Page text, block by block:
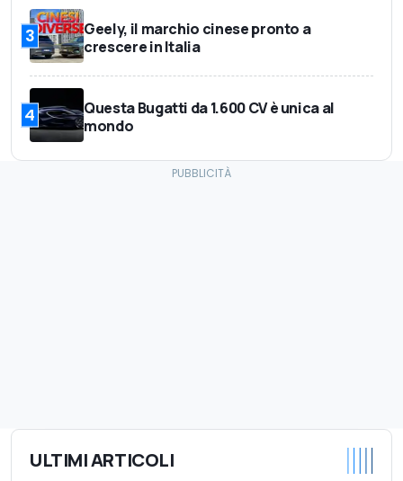
3
Geely, il marchio cinese pronto a
crescere in Italia
4
Questa Bugatti da 1.600 CV è unica al
mondo
ULTIMI ARTICOLI